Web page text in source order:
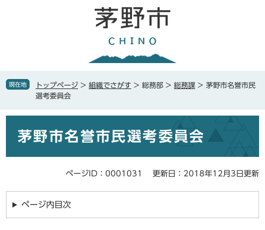
で
ば
本
現在地 トップページ > 組織でさがす > 総務部 > 総務課 > 茅野市名誉市民
選考委員会
茅野市名誉市民選考委員会
ページID：0001031 更新日：2018年12月3日更新
ページ内目次